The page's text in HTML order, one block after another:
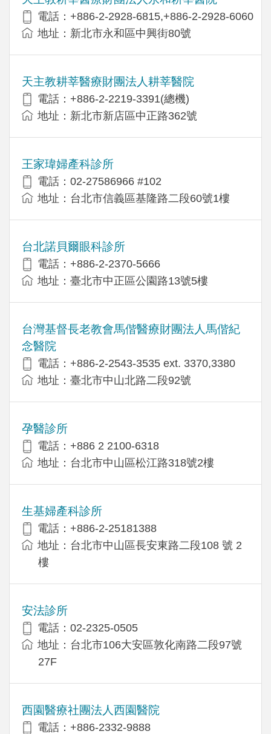
電話：+886-2-2928-6815,+886-2-2928-6060
地址：新北市永和區中興街80號
天主教耕莘醫療財團法人耕莘醫院
電話：+886-2-2219-3391(總機)
地址：新北市新店區中正路362號
王家瑋婦產科診所
電話：02-27586966 #102
地址：台北市信義區基隆路二段60號1樓
台北諾貝爾眼科診所
電話：+886-2-2370-5666
地址：臺北市中正區公園路13號5樓
台灣基督長老教會馬偕醫療財團法人馬偕紀
念醫院
電話：+886-2-2543-3535 ext. 3370,3380
地址：臺北市中山北路二段92號
孕醫診所
電話：+886 2 2100-6318
地址：台北市中山區松江路318號2樓
生基婦產科診所
電話：+886-2-25181388
地址：台北市中山區長安東路二段108 號 2
樓
安法診所
電話：02-2325-0505
地址：台北市106大安區敦化南路二段97號
27F
西園醫療社團法人西園醫院
電話：+886-2332-9888